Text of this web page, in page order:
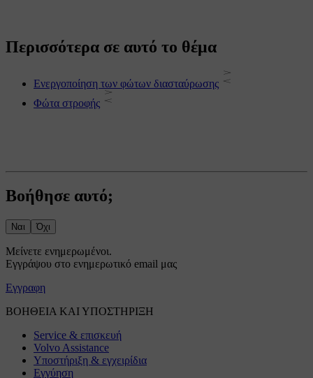
Περισσότερα σε αυτό το θέμα
Ενεργοποίηση των φώτων διασταύρωσης
Φώτα στροφής
Βοήθησε αυτό;
Ναι Όχι